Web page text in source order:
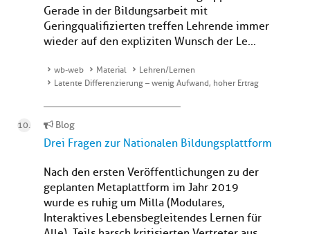
Gerade in der Bildungsarbeit mit
Geringqualifizierten treffen Lehrende immer
wieder auf den expliziten Wunsch der Le...
wb-web Material
Lehren/Lernen
Latente Differenzierung – wenig Aufwand, hoher Ertrag
Blog
Drei Fragen zur Nationalen Bildungsplattform
Nach den ersten Veröffentlichungen zu der
geplanten Metaplattform im Jahr 2019
wurde es ruhig um Milla (Modulares,
Interaktives Lebensbegleitendes Lernen für